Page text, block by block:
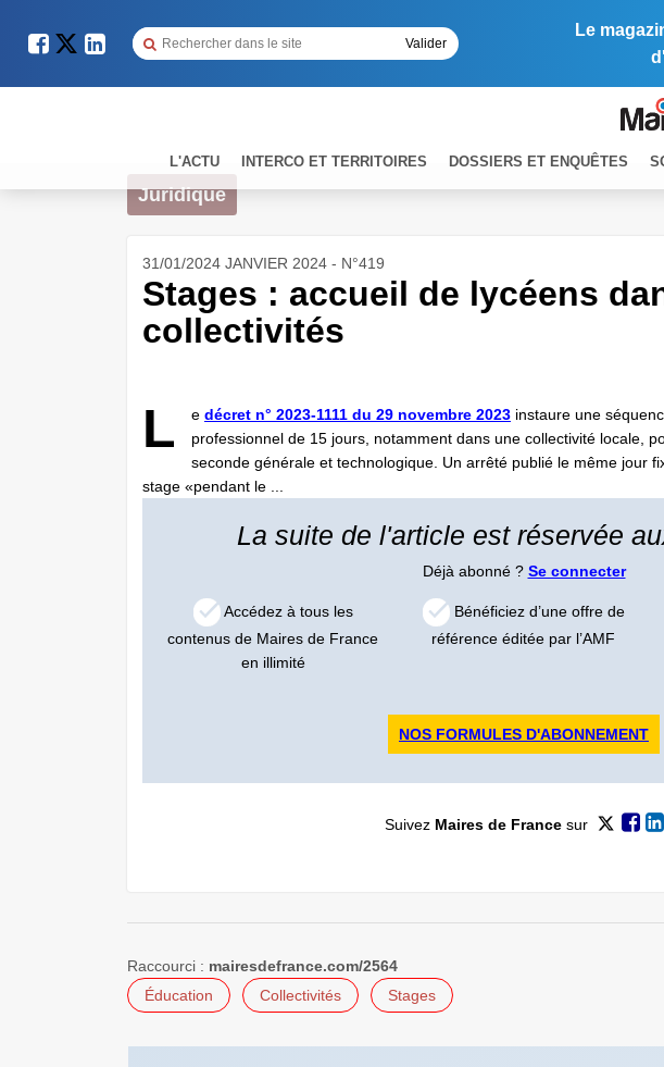
Le
L'ACTU INTERCO ET TERRITOIRES DOSSIERS ET ENQUÊTES
Juridique
31/01/2024 JANVIER 2024 - N°419
Stages : accueil de lycéens
collectivités
L e décret n° 2023-1111 du 29 novembre 2023 instaure une
professionnel de 15 jours, notamment dans une collectivité locale,
seconde générale et technologique. Un arrêté publié le même jour
stage «pendant le ...
La suite de l'article est réservée
Déjà abonné ? Se connecter
Accédez à tous les
contenus de Maires de France
en illimité
Bénéficiez d’une offre de
référence éditée par l’AMF
NOS FORMULES D'ABONNEMENT
Suivez Maires de Francesur
Raccourci : mairesdefrance.com/2564
Éducation
Collectivités Stages